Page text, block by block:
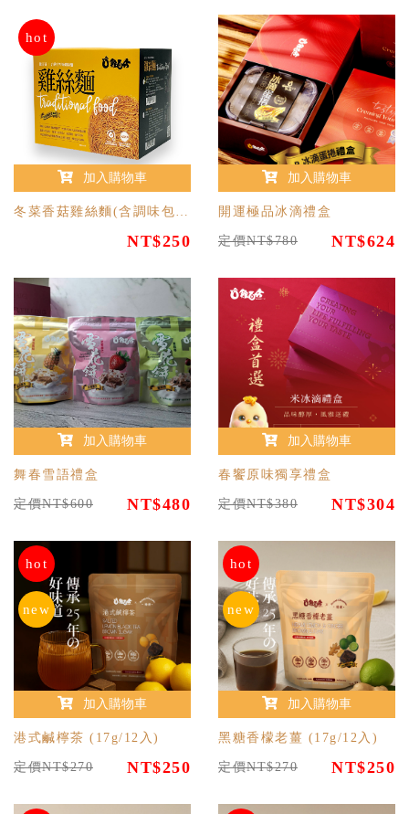
hot
加入購物車
NT$250
加入購物車
開運極品冰滴禮盒
定價NT$780 NT$624
加入購物車
舞春雪語禮盒
定價NT$600 NT$480
加入購物車
春饗原味獨享禮盒
定價NT$380 NT$304
hot
new
加入購物車
港式鹹檸茶 (17g/12入)
定價NT$270 NT$250
hot
new
加入購物車
黑糖香檬老薑 (17g/12入)
定價NT$270 NT$250